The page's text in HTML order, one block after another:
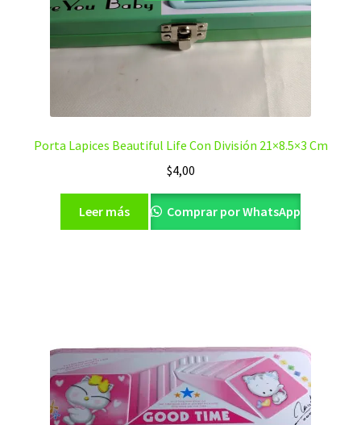
Porta Lapices Beautiful Life Con División 21×8.5×3 Cm
$4,00
Leer más Comprar por WhatsApp